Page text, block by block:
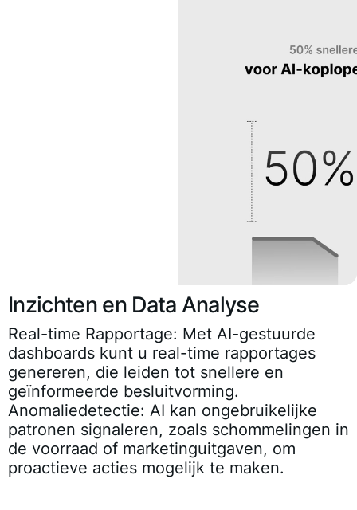
Inzichten en Data Analyse
Real-time Rapportage: Met AI-gestuurde
dashboards kunt u real-time rapportages
genereren, die leiden tot snellere en
geïnformeerde besluitvorming.
Anomaliedetectie: AI kan ongebruikelijke
patronen signaleren, zoals schommelingen in
de voorraad of marketinguitgaven, om
proactieve acties mogelijk te maken.